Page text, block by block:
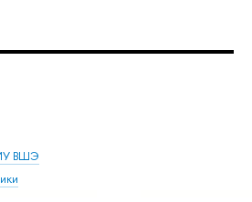
ВШЭ